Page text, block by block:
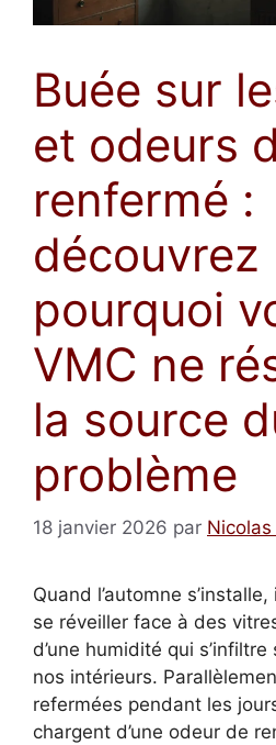
Buée sur
et odeurs
renfermé :
découvrez
pourquoi
VMC ne
la source
problème
18 janvier 2026 par
Quand l’automne
se réveiller face à des
d’une humidité qui
nos intérieurs.
refermées pendant les
chargent d’une odeur de